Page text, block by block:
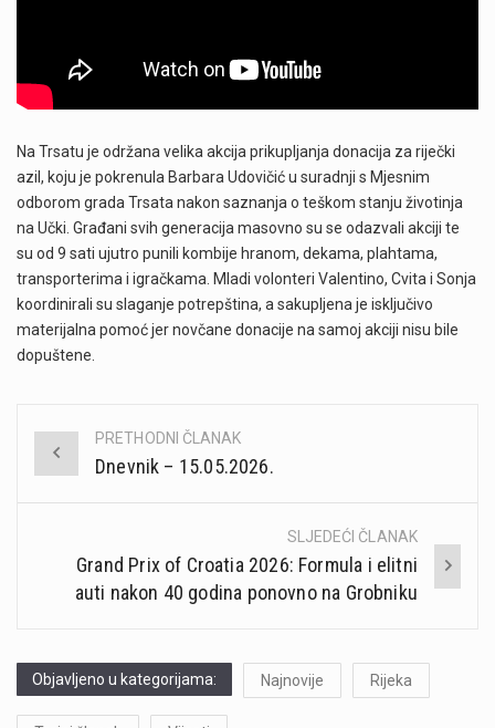
Na Trsatu je održana velika akcija prikupljanja donacija za riječki
azil, koju je pokrenula Barbara Udovičić u suradnji s Mjesnim
odborom grada Trsata nakon saznanja o teškom stanju životinja
na Učki. Građani svih generacija masovno su se odazvali akciji te
su od 9 sati ujutro punili kombije hranom, dekama, plahtama,
transporterima i igračkama. Mladi volonteri Valentino, Cvita i Sonja
koordinirali su slaganje potrepština, a sakupljena je isključivo
materijalna pomoć jer novčane donacije na samoj akciji nisu bile
dopuštene.
Post
PRETHODNI ČLANAK
Dnevnik – 15.05.2026.
SLJEDEĆI ČLANAK
Grand Prix of Croatia 2026: Formula i elitni
auti nakon 40 godina ponovno na Grobniku
Objavljeno u kategorijama: Najnovije Rijeka